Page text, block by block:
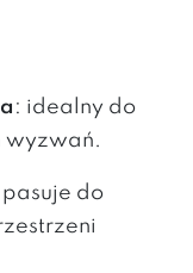
: idealny do
wyzwań.
pasuje do